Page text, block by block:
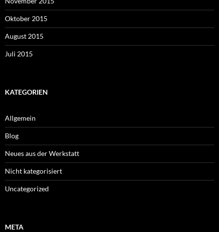
Oktober 2015
August 2015
Juli 2015
KATEGORIEN
Allgemein
Blog
Neues aus der Werkstatt
Nicht kategorisiert
Uncategorized
META